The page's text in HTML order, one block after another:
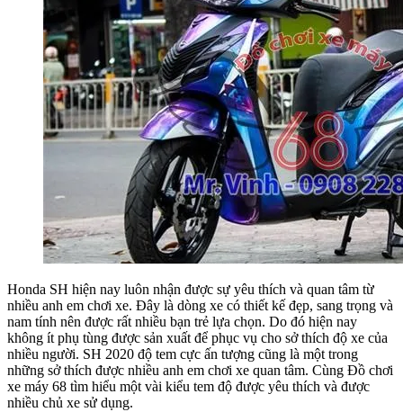
Honda SH hiện nay luôn nhận được sự yêu thích và quan tâm từ
nhiều anh em chơi xe. Đây là dòng xe có thiết kế đẹp, sang trọng và
nam tính nên được rất nhiều bạn trẻ lựa chọn. Do đó hiện nay
không ít phụ tùng được sản xuất để phục vụ cho sở thích độ xe của
nhiều người. SH 2020 độ tem cực ấn tượng cũng là một trong
những sở thích được nhiều anh em chơi xe quan tâm. Cùng Đồ chơi
xe máy 68 tìm hiểu một vài kiểu tem độ được yêu thích và được
nhiều chủ xe sử dụng.